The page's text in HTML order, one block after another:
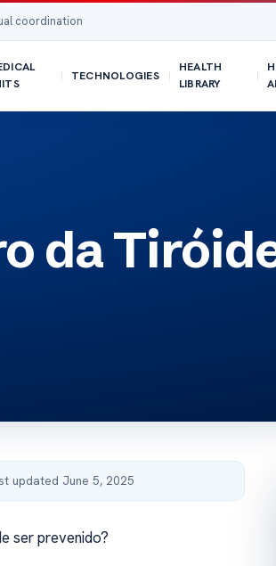
coordination
TECHNOLOGIES
HEALTH
LIBRARY
da
updated June 5, 2025
ser prevenido?